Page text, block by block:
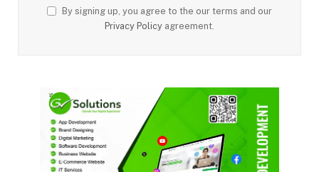
By signing up, you agree to the our terms and our
Privacy Policy agreement.